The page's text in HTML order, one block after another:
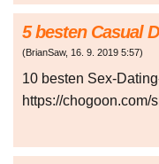
5 besten Casual
(BrianSaw, 16. 9. 2019 5:57)
10 besten Sex-
https://chogoon.com/